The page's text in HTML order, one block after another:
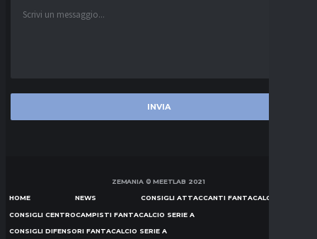
ZEMANIA © MEETLAB 2021
HOME NEWS CONSIGLI ATTACCANTI FANTACALCIO SERIE A
CONSIGLI CENTROCAMPISTI FANTACALCIO SERIE A
CONSIGLI DIFENSORI FANTACALCIO SERIE A